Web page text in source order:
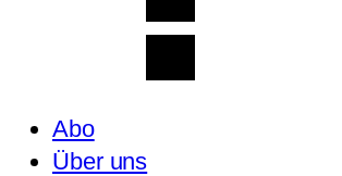
Abo
Über uns